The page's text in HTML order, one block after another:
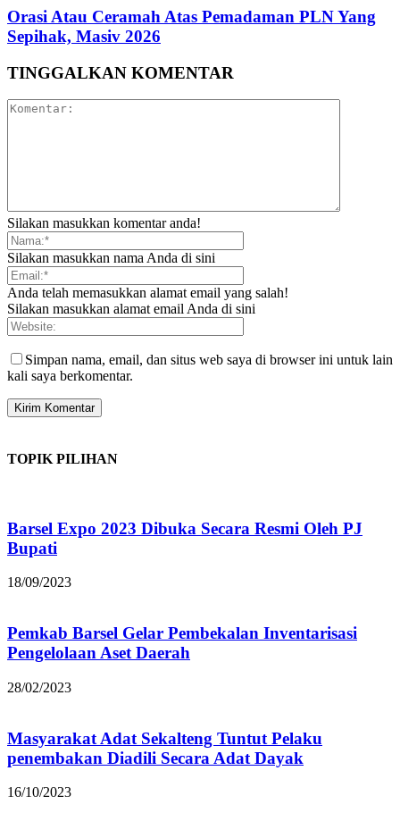
Orasi Atau Ceramah Atas Pemadaman PLN Yang
Sepihak, Masiv 2026
TINGGALKAN KOMENTAR
Silakan masukkan komentar anda!
Silakan masukkan nama Anda di sini
Anda telah memasukkan alamat email yang salah!
Silakan masukkan alamat email Anda di sini
Simpan nama, email, dan situs web saya di browser ini untuk lain
kali saya berkomentar.
TOPIK PILIHAN
Barsel Expo 2023 Dibuka Secara Resmi Oleh PJ
Bupati
18/09/2023
Pemkab Barsel Gelar Pembekalan Inventarisasi
Pengelolaan Aset Daerah
28/02/2023
Masyarakat Adat Sekalteng Tuntut Pelaku
penembakan Diadili Secara Adat Dayak
16/10/2023